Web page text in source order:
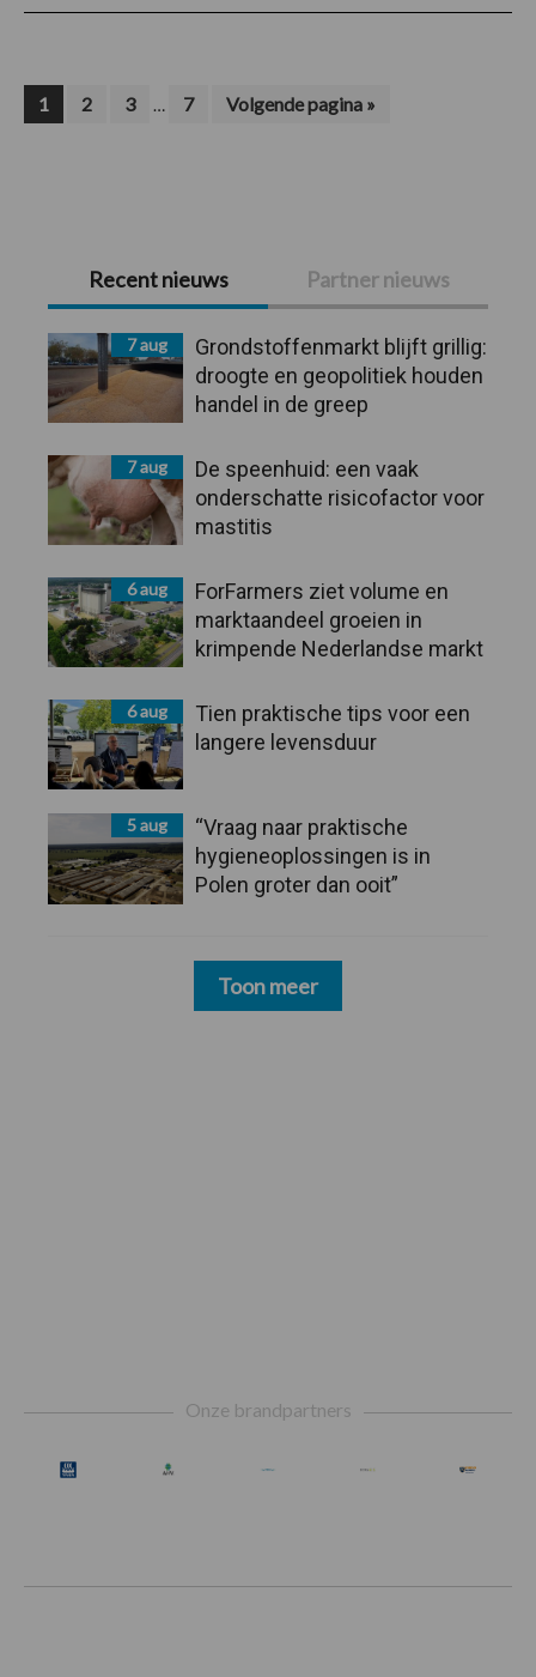
Pagina
1 Pagina
2 Pagina
3
Interim
… Pagina
7
Ga
naar
Volgende pagina »
Primaire
Sidebar
Recent nieuws Partner nieuws
7 aug
Grondstoffenmarkt blijft grillig:
droogte en geopolitiek houden
handel in de greep
7 aug
De speenhuid: een vaak
onderschatte risicofactor voor
mastitis
6 aug
ForFarmers ziet volume en
marktaandeel groeien in
krimpende Nederlandse markt
6 aug
Tien praktische tips voor een
langere levensduur
5 aug
“Vraag naar praktische
hygieneoplossingen is in
Polen groter dan ooit”
Toon meer
Onze brandpartners